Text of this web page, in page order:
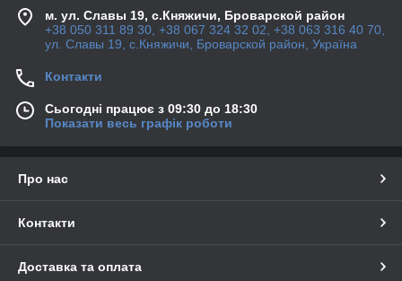
м. ул. Славы 19, с.Княжичи, Броварской район
+38 050 311 89 30, +38 067 324 32 02, +38 063 316 40 70,
ул. Славы 19, с.Княжичи, Броварской район, Україна
Контакти
Сьогодні працює з 09:30 до 18:30
Показати весь графік роботи
Про нас
Контакти
Доставка та оплата